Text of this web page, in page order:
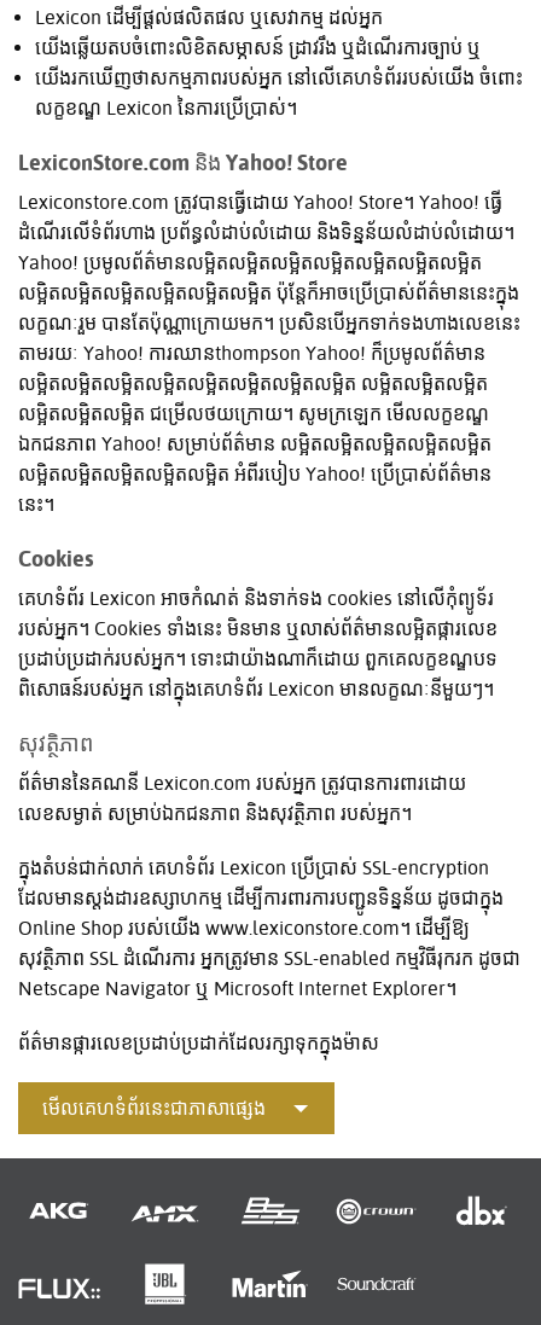
Lexicon ដើម្បីផ្តល់ផលិតផល ឬសេវាកម្ម ដល់អ្នក
យើងឆ្លើយតបចំពោះលិខិតសម្ភាសន៍ ដ្រាវរឹង ឬដំណើរការច្បាប់ ឬ
យើងរកឃើញថាសកម្មភាពរបស់អ្នក នៅលើគេហទំព័ររបស់យើង ចំពោះ
លក្ខខណ្ឌ Lexicon នៃការប្រើប្រាស់។
LexiconStore.com និង Yahoo! Store
Lexiconstore.com ត្រូវបានធ្វើដោយ Yahoo! Store។ Yahoo! ធ្វើ
ដំណើរលើទំព័រហាង ប្រព័ន្ធលំដាប់លំដោយ និងទិន្នន័យលំដាប់លំដោយ។
Yahoo! ប្រមូលព័ត៌មានលម្អិតលម្អិតលម្អិតលម្អិតលម្អិតលម្អិតលម្អិត
លម្អិតលម្អិតលម្អិតលម្អិតលម្អិតលម្អិត ប៉ុន្តែក៏អាចប្រើប្រាស់ព័ត៌មាននេះក្នុង
លក្ខណៈរួម បានតែប៉ុណ្ណាក្រោយមក។ ប្រសិនបើអ្នកទាក់ទងហាងលេខនេះ
តាមរយៈ Yahoo! ការឈានthompson Yahoo! ក៏ប្រមូលព័ត៌មាន
លម្អិតលម្អិតលម្អិតលម្អិតលម្អិតលម្អិតលម្អិតលម្អិត លម្អិតលម្អិតលម្អិត
លម្អិតលម្អិតលម្អិត ជម្រើលថយក្រោយ។ សូមក្រឡេក មើលលក្ខខណ្ឌ
ឯកជនភាព Yahoo! សម្រាប់ព័ត៌មាន លម្អិតលម្អិតលម្អិតលម្អិតលម្អិត
លម្អិតលម្អិតលម្អិតលម្អិតលម្អិត អំពីរបៀប Yahoo! ប្រើប្រាស់ព័ត៌មាន
នេះ។
Cookies
គេហទំព័រ Lexicon អាចកំណត់ និងទាក់ទង cookies នៅលើកុំព្យូទ័រ
របស់អ្នក។ Cookies ទាំងនេះ មិនមាន ឬលាស់ព័ត៌មានលម្អិតផ្ការលេខ
ប្រដាប់ប្រដាក់របស់អ្នក។ ទោះជាយ៉ាងណាក៏ដោយ ពួកគេលក្ខខណ្ឌបទ
ពិសោធន៍របស់អ្នក នៅក្នុងគេហទំព័រ Lexicon មានលក្ខណៈនីមួយៗ។
សុវត្ថិភាព
ព័ត៌មាននៃគណនី Lexicon.com របស់អ្នក ត្រូវបានការពារដោយ
លេខសម្ងាត់ សម្រាប់ឯកជនភាព និងសុវត្ថិភាព របស់អ្នក។
ក្នុងតំបន់ជាក់លាក់ គេហទំព័រ Lexicon ប្រើប្រាស់ SSL-encryption
ដែលមានស្តង់ដារឧស្សាហកម្ម ដើម្បីការពារការបញ្ជូនទិន្នន័យ ដូចជាក្នុង
Online Shop របស់យើង www.lexiconstore.com។ ដើម្បីឱ្យ
សុវត្ថិភាព SSL ដំណើរការ អ្នកត្រូវមាន SSL-enabled កម្មវិធីរុករក ដូចជា
Netscape Navigator ឬ Microsoft Internet Explorer។
ព័ត៌មានផ្ការលេខប្រដាប់ប្រដាក់ដែលរក្សាទុកក្នុងម៉ាស
មើលគេហទំព័រនេះជាភាសាផ្សេង